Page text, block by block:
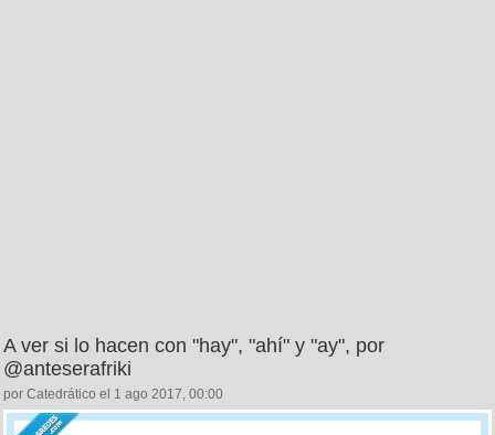
A ver si lo hacen con "hay", "ahí" y "ay", por
@anteserafriki
por Catedrático el 1 ago 2017, 00:00